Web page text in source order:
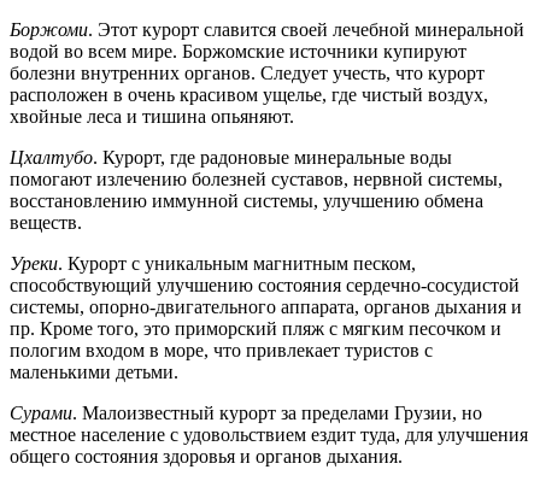
Боржоми. Этот курорт славится своей лечебной минеральной
водой во всем мире. Боржомские источники купируют
болезни внутренних органов. Следует учесть, что курорт
расположен в очень красивом ущелье, где чистый воздух,
хвойные леса и тишина опьяняют.
Цхалтубо. Курорт, где радоновые минеральные воды
помогают излечению болезней суставов, нервной системы,
восстановлению иммунной системы, улучшению обмена
веществ.
Уреки. Курорт с уникальным магнитным песком,
способствующий улучшению состояния сердечно-сосудистой
системы, опорно-двигательного аппарата, органов дыхания и
пр. Кроме того, это приморский пляж с мягким песочком и
пологим входом в море, что привлекает туристов с
маленькими детьми.
Сурами. Малоизвестный курорт за пределами Грузии, но
местное население с удовольствием ездит туда, для улучшения
общего состояния здоровья и органов дыхания.